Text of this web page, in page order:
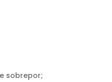
sobrepor;